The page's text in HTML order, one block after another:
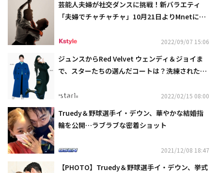
芸能人夫婦が社交ダンスに挑戦！新バラエティ
「夫婦でチャチャチャ」10月21日よりMnetにて
2022/09/07 15:06
ジュンスからRed Velvet ウェンディ＆ジョイま
で、スターたちの選んだコートは？洗練された冬
2022/02/15 08:00
Truedy＆野球選手イ・デウン、華やかな結婚指
輪を公開…ラブラブな密着ショット
2021/12/08 18:47
【PHOTO】Truedy＆野球選手イ・デウン、挙式